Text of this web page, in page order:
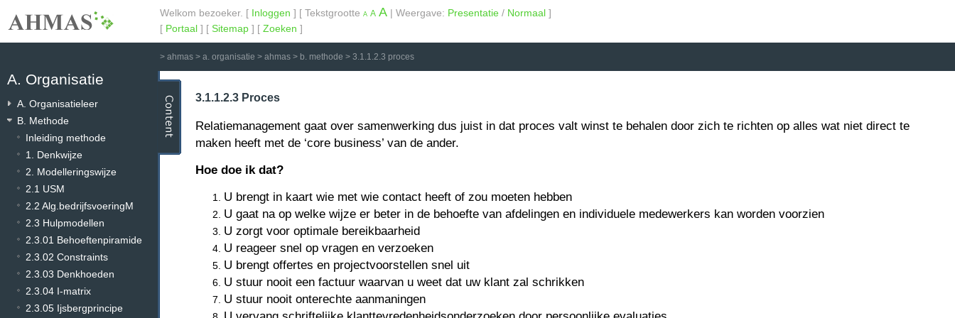
Welkom bezoeker. [ Inloggen ] [ Tekstgrootte A A A | Weergave: Presentatie / Normaal ]
[ Portaal ] [ Sitemap ] [ Zoeken ]
> ahmas > a. organisatie > ahmas > b. methode > 3.1.1.2.3 proces
A. Organisatie
A. Organisatieleer
B. Methode
Inleiding methode
1. Denkwijze
2. Modelleringswijze
2.1 USM
2.2 Alg.bedrijfsvoeringM
2.3 Hulpmodellen
2.3.01 Behoeftenpiramide
2.3.02 Constraints
2.3.03 Denkhoeden
2.3.04 I-matrix
2.3.05 Ijsbergprincipe
3.1.1.2.3 Proces
Relatiemanagement gaat over samenwerking dus juist in dat proces valt winst te behalen door zich te richten op alles wat niet direct te
maken heeft met de ‘core business’ van de ander.
Hoe doe ik dat?
U brengt in kaart wie met wie contact heeft of zou moeten hebben
U gaat na op welke wijze er beter in de behoefte van afdelingen en individuele medewerkers kan worden voorzien
U zorgt voor optimale bereikbaarheid
U reageer snel op vragen en verzoeken
U brengt offertes en projectvoorstellen snel uit
U stuur nooit een factuur waarvan u weet dat uw klant zal schrikken
U stuur nooit onterechte aanmaningen